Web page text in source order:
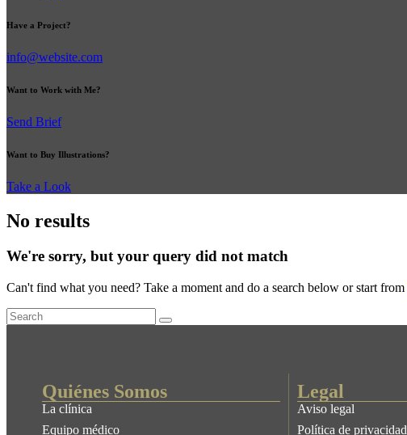
Have a Project?
info@website.com
Want to Work with Me?
Send Brief
Want to Buy Illustrations?
Take a Look
No results
We're sorry, but your query did not match
Can't find what you need? Take a moment and do a search below or start from
Quiénes Somos
La clínica
Equipo médico
Legal
Aviso legal
Política de privacidad